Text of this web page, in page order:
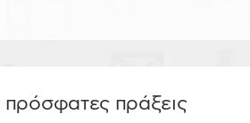
πρόσφατες πράξεις